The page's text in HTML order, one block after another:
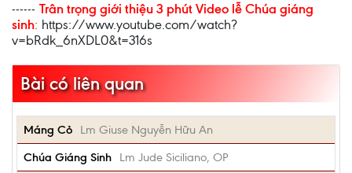
------ Trân trọng giới thiệu 3 phút Video lễ Chúa giáng
sinh: https://www.youtube.com/watch?
v=bRdk_6nXDL0&t=316s
Bài có liên quan
Máng Cỏ
Lm Giuse Nguyễn Hữu An
Chúa Giáng Sinh
Lm Jude Siciliano, OP